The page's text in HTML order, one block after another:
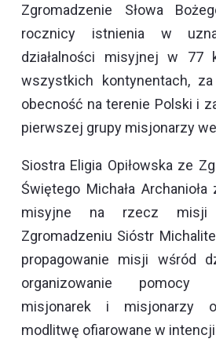
Zgromadzenie Słowa
rocznicy istnienia w
działalności misyjnej w 77
wszystkich kontynentach,
obecność na terenie Polski i
pierwszej grupy misjonarzy
Siostra Eligia Opiłowska ze
Świętego Michała Archanioła
misyjne na rzecz
Zgromadzeniu Sióstr
propagowanie misji wśród
organizowanie pomocy
misjonarek i misjonarzy
modlitwę ofiarowane w